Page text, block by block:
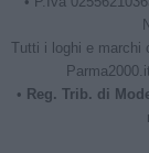
Tutti i loghi e marchi
• Reg. Trib. di